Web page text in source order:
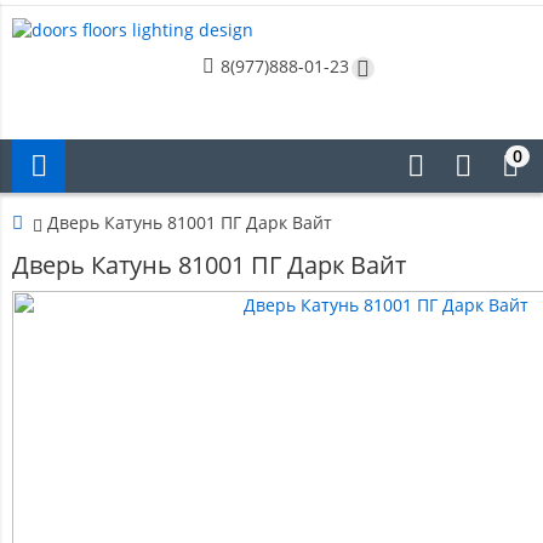
8(977)888-01-23
0
Дверь Катунь 81001 ПГ Дарк Вайт
Дверь Катунь 81001 ПГ Дарк Вайт